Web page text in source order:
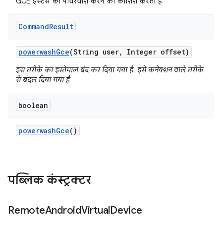
CommandResult
powerwashGce(String user, Integer offset)
इस तरीके का इस्तेमाल बंद कर दिया गया है. इसे कनेक्शन वाले तरीके
से बदल दिया गया है
boolean
powerwashGce()
पब्लिक कंस्ट्रक्टर
RemoteAndroidVirtualDevice